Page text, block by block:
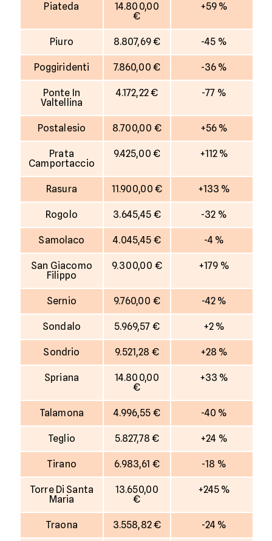
Piateda
14.800,00
€
+59 %
Piuro 8.807,69 € -45 %
Poggiridenti 7.860,00 € -36 %
Ponte In
Valtellina
4.172,22 € -77 %
Postalesio 8.700,00 € +56 %
Prata
Camportaccio
9.425,00 € +112 %
Rasura 11.900,00 € +133 %
Rogolo 3.645,45 € -32 %
Samolaco 4.045,45 € -4 %
San Giacomo
Filippo
9.300,00 € +179 %
Sernio 9.760,00 € -42 %
Sondalo 5.969,57 € +2 %
Sondrio 9.521,28 € +28 %
Spriana
14.800,00
€
+33 %
Talamona 4.996,55 € -40 %
Teglio 5.827,78 € +24 %
Tirano 6.983,61 € -18 %
Torre Di Santa
Maria
13.650,00
€
+245 %
Traona 3.558,82 € -24 %